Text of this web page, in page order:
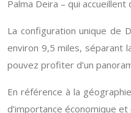
Palma Deira – qui
La configuration unique de
environ 9,5 miles, séparant
pouvez profiter d’un
En référence à la
d’importance économique